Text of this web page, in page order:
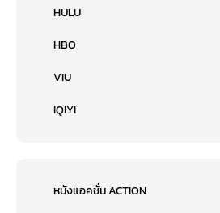
HULU
HBO
VIU
IQIYI
หนังแอคชั่น ACTION